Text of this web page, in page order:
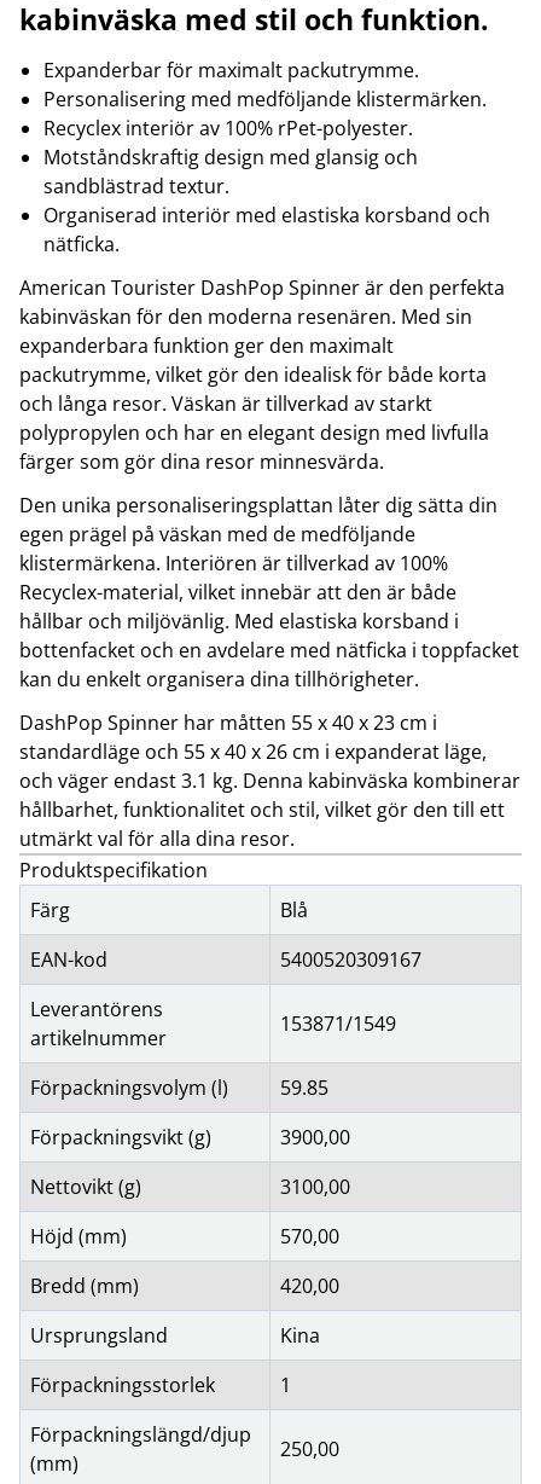
kabinväska med stil och funktion.
Expanderbar för maximalt packutrymme.
Personalisering med medföljande klistermärken.
Recyclex interiör av 100% rPet-polyester.
Motståndskraftig design med glansig och
sandblästrad textur.
Organiserad interiör med elastiska korsband och
nätficka.
American Tourister DashPop Spinner är den perfekta
kabinväskan för den moderna resenären. Med sin
expanderbara funktion ger den maximalt
packutrymme, vilket gör den idealisk för både korta
och långa resor. Väskan är tillverkad av starkt
polypropylen och har en elegant design med livfulla
färger som gör dina resor minnesvärda.
Den unika personaliseringsplattan låter dig sätta din
egen prägel på väskan med de medföljande
klistermärkena. Interiören är tillverkad av 100%
Recyclex-material, vilket innebär att den är både
hållbar och miljövänlig. Med elastiska korsband i
bottenfacket och en avdelare med nätficka i toppfacket
kan du enkelt organisera dina tillhörigheter.
DashPop Spinner har måtten 55 x 40 x 23 cm i
standardläge och 55 x 40 x 26 cm i expanderat läge,
och väger endast 3.1 kg. Denna kabinväska kombinerar
hållbarhet, funktionalitet och stil, vilket gör den till ett
utmärkt val för alla dina resor.
Produktspecifikation
Färg
Blå
EAN-kod
5400520309167
Leverantörens
artikelnummer
153871/1549
Förpackningsvolym (l)
59.85
Förpackningsvikt (g)
3900,00
Nettovikt (g)
3100,00
Höjd (mm)
570,00
Bredd (mm)
420,00
Ursprungsland
Kina
Förpackningsstorlek
1
Förpackningslängd/djup
(mm)
250,00